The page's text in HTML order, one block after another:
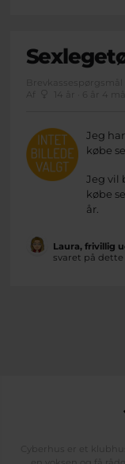
Brevkassespørgsmål
Af
14 år · 6 år 4
Jeg
købe
Jeg vil
købe
år.
Laura, frivillig
svaret på
Cyberhus er et